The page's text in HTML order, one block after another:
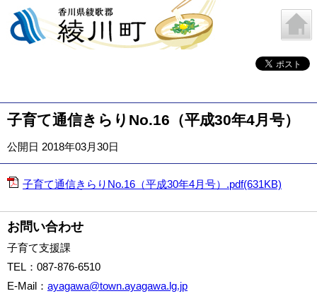
子育て通信きらりNo.16（平成30年4月号）
公開日 2018年03月30日
子育て通信きらりNo.16（平成30年4月号）.pdf(631KB)
お問い合わせ
子育て支援課
TEL ：087-876-6510
E-Mail ： ayagawa@town.ayagawa.lg.jp